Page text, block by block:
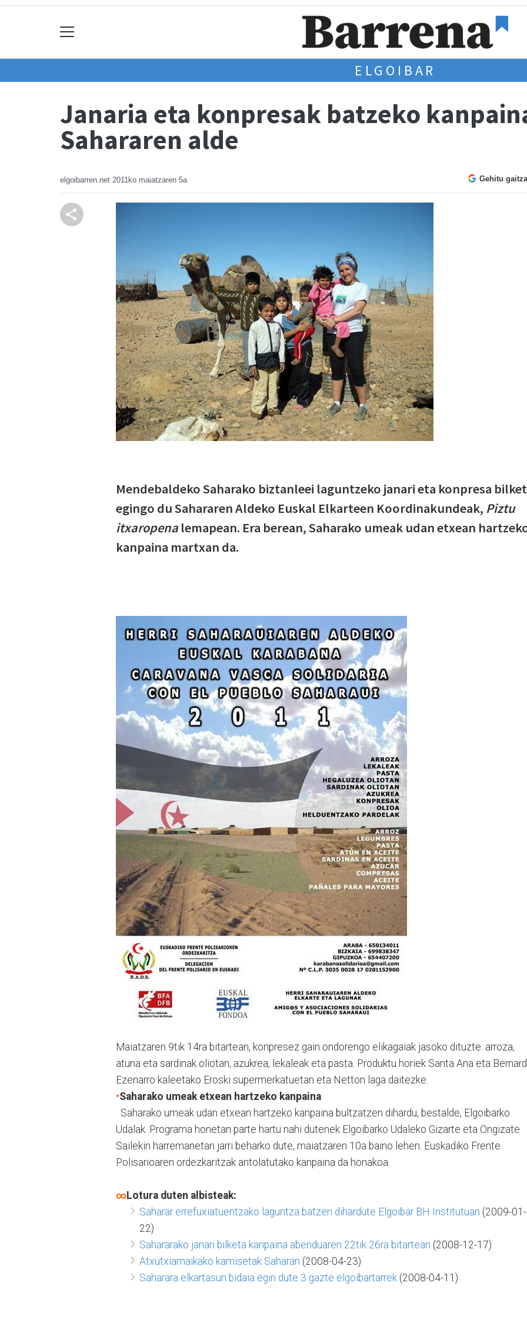
ELGOIBAR
Janaria eta konpresak batzeko
Sahararen alde
elgoibarren.net 2011ko maiatzaren 5a Gehitu
Mendebaldeko Saharako biztanleei laguntzeko janari eta konpresa
egingo du Sahararen Aldeko Euskal Elkarteen Koordinakundeak, Piztu
itxaropena lemapean. Era berean, Saharako umeak udan etxean
kanpaina martxan da.
Maiatzaren 9tik 14ra bitartean, konpresez gain ondorengo elikagaiak jasoko dituzte: arroza,
atuna eta sardinak oliotan, azukrea, lekaleak eta pasta. Produktu horiek Santa Ana eta
Ezenarro kaleetako Eroski supermerkatuetan eta Netton laga daitezke.
•Saharako umeak etxean hartzeko kanpaina
Saharako umeak udan etxean hartzeko kanpaina bultzatzen dihardu, bestalde, Elgoibarko
Udalak. Programa honetan parte hartu nahi dutenek Elgoibarko Udaleko Gizarte eta Ongizate
Sailekin harremanetan jarri beharko dute, maiatzaren 10a baino lehen. Euskadiko Frente
Polisarioaren ordezkaritzak antolatutako kanpaina da honakoa.
∞Lotura duten albisteak:
Saharar errefuxiatuentzako laguntza batzen dihardute Elgoibar BH Institutuan (2009-01-
22)
Sahararako janari bilketa kanpaina abenduaren 22tik 26ra bitartean (2008-12-17)
Atxutxiamaikako kamisetak Saharan (2008-04-23)
Saharara elkartasun bidaia egin dute 3 gazte elgoibartarrek (2008-04-11)